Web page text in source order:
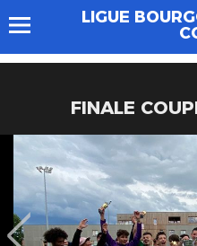
LIGUE
FINALE